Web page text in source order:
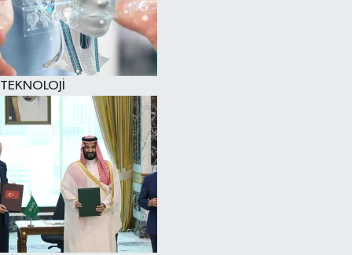
TEKNOLOJİ